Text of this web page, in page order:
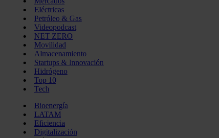
Eléctricas
Petróleo & Gas
Videopodcast
NET ZERO
Movilidad
Almacenamiento
Startups & Innovación
Hidrógeno
Top 10
Tech
Bioenergía
LATAM
Eficiencia
Digitalización